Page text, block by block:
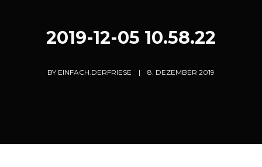
2019-12-05 10.58.22
BY EINFACH.DERFRIESE 8. DEZEMBER 2019